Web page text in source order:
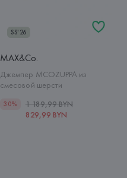
SS'26
MAX&Co.
Джемпер MCOZUPPA из
смесовой шерсти
30%
1 189,99 BYN
829,99 BYN